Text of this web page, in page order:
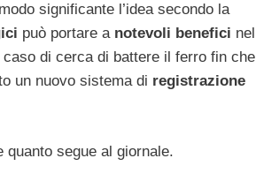
significante l’idea secondo la
può portare a notevoli benefici nel
di cerca di battere il ferro fin che
un nuovo sistema di registrazione
segue al giornale.